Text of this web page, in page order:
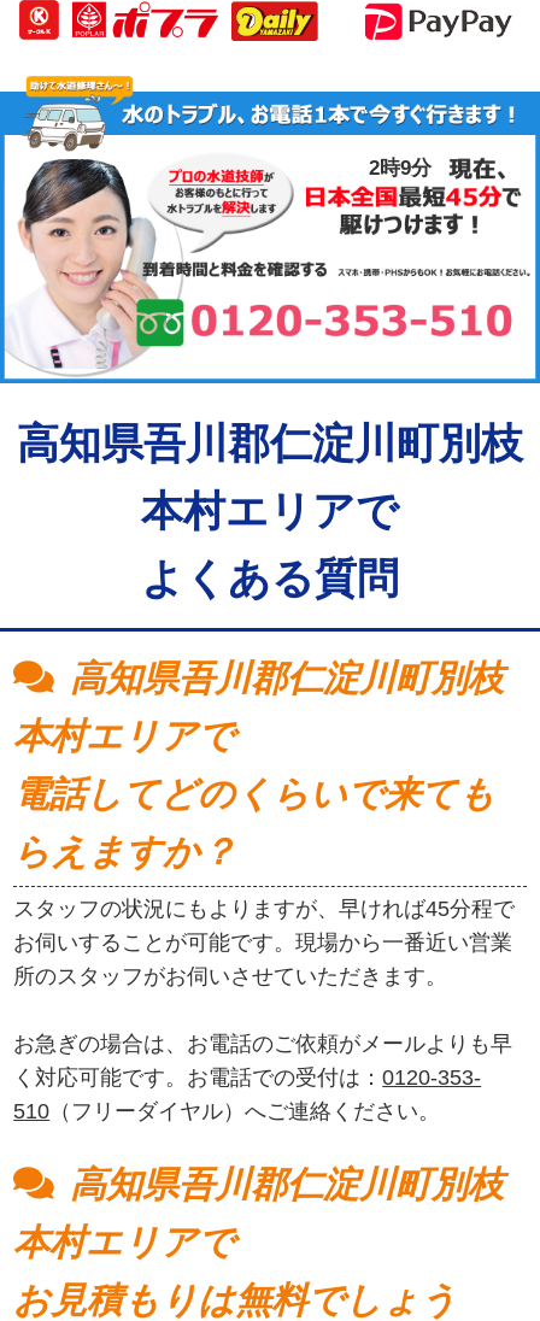
2時9分
高知県吾川郡仁淀川町別枝
本村エリアで
よくある質問
高知県吾川郡仁淀川町別枝
本村エリアで
電話してどのくらいで来ても
らえますか？
スタッフの状況にもよりますが、早ければ45分程で
お伺いすることが可能です。現場から一番近い営業
所のスタッフがお伺いさせていただきます。
お急ぎの場合は、お電話のご依頼がメールよりも早
く対応可能です。お電話での受付は：0120-353-
510 （フリーダイヤル）へご連絡ください。
高知県吾川郡仁淀川町別枝
本村エリアで
お見積もりは無料でしょう